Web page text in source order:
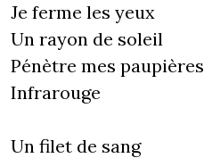
Je ferme les yeux
Un rayon de soleil
Pénètre mes paupières
Infrarouge
Un filet de sang